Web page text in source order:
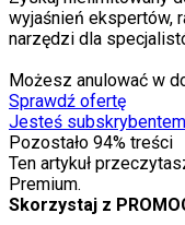
wyjaśnień ekspertów,
narzędzi dla
Możesz anulować w
Sprawdź ofertę
Jesteś
Pozostało 94% treści
Ten artykuł
Premium.
Skorzystaj z